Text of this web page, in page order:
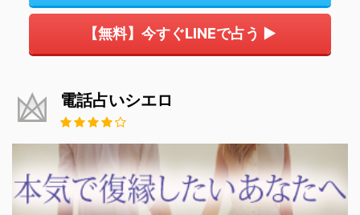
【無料】今すぐLINEで占う ▶
電話占いシエロ